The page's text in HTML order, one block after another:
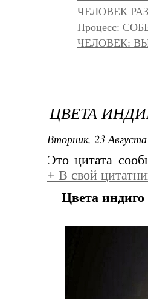
ЧЕЛОВЕК
Процесс:
ЧЕЛОВЕК:
ЦВЕТА
Вторник, 23
Это цитата
+ В свой
Цвета индиго